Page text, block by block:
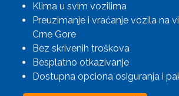
Klima u svim vozilima
Preuzimanje i vraćanje vozila na
Crne Gore
Bez skrivenih troškova
Besplatno otkazivanje
Dostupna opciona osiguranja i